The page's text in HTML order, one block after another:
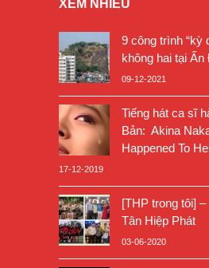
XEM NHIỀU
9 công trình “kỳ
không hai tại Ấn
09-12-2021
Tiếng hát ca sĩ
Bản: Akina
Happened To
17-12-2019
[THP trong tôi]
Tân Hiệp Phát
03-06-2020